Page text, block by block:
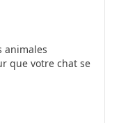
animales
que votre chat se